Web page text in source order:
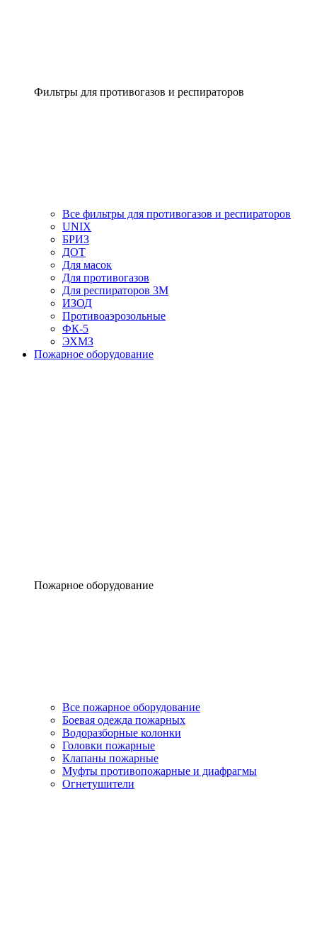
Фильтры для противогазов и респираторов
Все фильтры для противогазов и респираторов
UNIX
БРИЗ
ДОТ
Для масок
Для противогазов
Для респираторов 3М
ИЗОД
Противоаэрозольные
ФК-5
ЭХМЗ
Пожарное оборудование
Пожарное оборудование
Все пожарное оборудование
Боевая одежда пожарных
Водоразборные колонки
Головки пожарные
Клапаны пожарные
Муфты противопожарные и диафрагмы
Огнетушители